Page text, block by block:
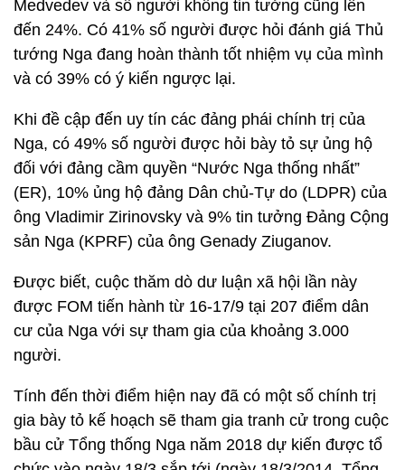
Medvedev và số người không tin tưởng cũng lên
đến 24%. Có 41% số người được hỏi đánh giá Thủ
tướng Nga đang hoàn thành tốt nhiệm vụ của mình
và có 39% có ý kiến ngược lại.
Khi đề cập đến uy tín các đảng phái chính trị của
Nga, có 49% số người được hỏi bày tỏ sự ủng hộ
đối với đảng cầm quyền “Nước Nga thống nhất”
(ER), 10% ủng hộ đảng Dân chủ-Tự do (LDPR) của
ông Vladimir Zirinovsky và 9% tin tưởng Đảng Cộng
sản Nga (KPRF) của ông Genady Ziuganov.
Được biết, cuộc thăm dò dư luận xã hội lần này
được FOM tiến hành từ 16-17/9 tại 207 điểm dân
cư của Nga với sự tham gia của khoảng 3.000
người.
Tính đến thời điểm hiện nay đã có một số chính trị
gia bày tỏ kế hoạch sẽ tham gia tranh cử trong cuộc
bầu cử Tổng thống Nga năm 2018 dự kiến được tổ